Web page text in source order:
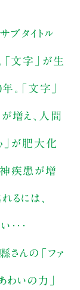
ブタイトル
「文字」が生
。「文字」
増え、人間
」が肥大化
神疾患が増
るには、
・・
さんの「ファ
わいの力」